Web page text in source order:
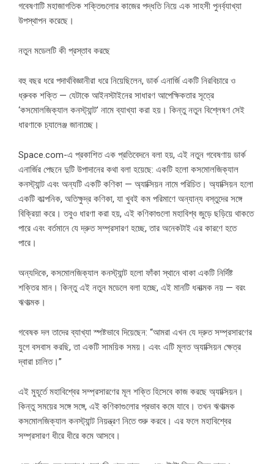
গবেষণাটি মহাজাগতিক শক্তিগুলোর কাজের পদ্ধতি নিয়ে এক সাহসী পুনর্ব্যাখ্যা
উপস্থাপন করেছে।
নতুন মডেলটি কী প্রস্তাব করছে
বহু বছর ধরে পদার্থবিজ্ঞানীরা ধরে নিয়েছিলেন, ডার্ক এনার্জি একটি নিরবিচারে ও
ধ্রুবক শক্তি — যেটাকে আইনস্টাইনের সাধারণ আপেক্ষিকতার সূত্রে
‘কসমোলজিক্যাল কনস্ট্যান্ট’ নামে ব্যাখ্যা করা হয়। কিন্তু নতুন বিশ্লেষণ সেই
ধারণাকে চ্যালেঞ্জ জানাচ্ছে।
Space.com-এ প্রকাশিত এক প্রতিবেদনে বলা হয়, এই নতুন গবেষণায় ডার্ক
এনার্জির পেছনে দুটি উপাদানের কথা বলা হয়েছে: একটি হলো কসমোলজিক্যাল
কনস্ট্যান্ট এবং অন্যটি একটি কণিকা — অ্যাক্সিয়ন নামে পরিচিত। অ্যাক্সিয়ন হলো
একটি কাল্পনিক, অতিক্ষুদ্র কণিকা, যা খুবই কম পরিমাণে অন্যান্য বস্তুদের সঙ্গে
বিক্রিয়া করে। তবুও ধারণা করা হয়, এই কণিকাগুলো মহাবিশ্ব জুড়ে ছড়িয়ে থাকতে
পারে এবং বর্তমানে যে দ্রুত সম্প্রসারণ হচ্ছে, তার অনেকটাই এর কারণে হতে
পারে।
অন্যদিকে, কসমোলজিক্যাল কনস্ট্যান্ট হলো ফাঁকা স্থানে থাকা একটি নির্দিষ্ট
শক্তির মান। কিন্তু এই নতুন মডেলে বলা হচ্ছে, এই মানটি ধনাত্মক নয় — বরং
ঋণাত্মক।
গবেষক দল তাদের ব্যাখ্যা স্পষ্টভাবে দিয়েছেন: “আমরা এখন যে দ্রুত সম্প্রসারণের
যুগে বসবাস করছি, তা একটি সাময়িক সময়। এবং এটি মূলত অ্যাক্সিয়ন ক্ষেত্র
দ্বারা চালিত।”
এই মুহূর্তে মহাবিশ্বের সম্প্রসারণের মূল শক্তি হিসেবে কাজ করছে অ্যাক্সিয়ন।
কিন্তু সময়ের সঙ্গে সঙ্গে, এই কণিকাগুলোর প্রভাব কমে যাবে। তখন ঋণাত্মক
কসমোলজিক্যাল কনস্ট্যান্ট নিয়ন্ত্রণ নিতে শুরু করবে। এর ফলে মহাবিশ্বের
সম্প্রসারণ ধীরে ধীরে কমে আসবে।